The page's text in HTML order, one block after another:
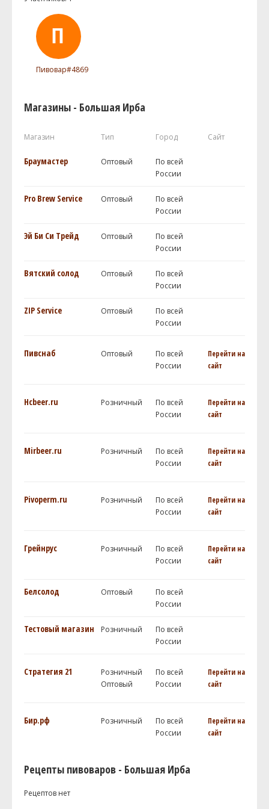
Пивовар#4869
Магазины - Большая Ирба
Магазин Тип Город Сайт
Браумастер Оптовый
По всей
России
Pro Brew Service Оптовый
По всей
России
Эй Би Си Трейд Оптовый
По всей
России
Вятский солод Оптовый
По всей
России
ZIP Service Оптовый
По всей
России
Пивснаб Оптовый
По всей
России
Перейти на
сайт
Hcbeer.ru Розничный
По всей
России
Перейти на
сайт
Mirbeer.ru Розничный
По всей
России
Перейти на
сайт
Pivoperm.ru Розничный
По всей
России
Перейти на
сайт
Грейнрус Розничный
По всей
России
Перейти на
сайт
Белсолод Оптовый
По всей
России
Тестовый магазин Розничный
По всей
России
Стратегия 21
Розничный
Оптовый
По всей
России
Перейти на
сайт
Бир.рф Розничный
По всей
России
Перейти на
сайт
Рецепты пивоваров - Большая Ирба
Рецептов нет